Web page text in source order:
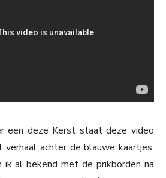
een deze Kerst staat deze video
achter de blauwe kaartjes.
ik al bekend met de prikborden na